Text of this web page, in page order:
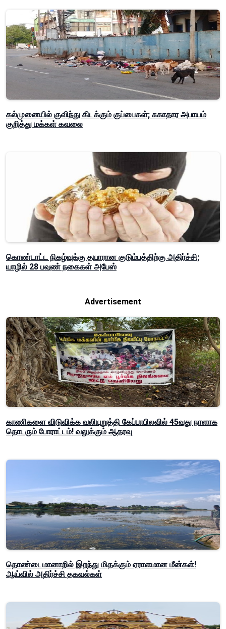
கல்முனையில் குவிந்து கிடக்கும் குப்பைகள்; சுகாதார அபாயம்
குறித்து மக்கள் கவலை
கொண்டாட்ட நிகழ்வுக்கு தயாரான குடும்பத்திற்கு அதிர்ச்சி;
யாழில் 28 பவுண் நகைகள் அபேஸ்
Advertisement
காணிகளை விடுவிக்க வலியுறுத்தி கேப்பாபிலவில் 45வது நாளாக
தொடரும் போராட்டம்! வலுக்கும் ஆதரவு
தொண்டைமானாறில் இறந்து மிதக்கும் ஏராளமான மீன்கள்!
ஆய்வில் அதிர்ச்சி தகவல்கள்